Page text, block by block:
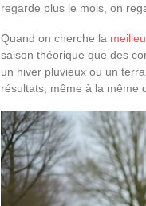
regarde plus le mois, on
Quand on cherche la
saison théorique que des
un hiver pluvieux ou un
résultats, même à la même